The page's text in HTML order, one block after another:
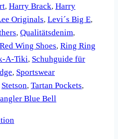
, Harry Brack, Harry
Originals, Levi´s Big E,
, Qualitätsdenim,
Red Wing Shoes, Ring Ring
A-Tiki, Schuhguide für
, Sportswear
Stetson, Tartan Pockets,
Blue Bell